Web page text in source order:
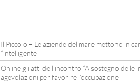
Il Piccolo – Le aziende del mare mettono in
“intelligente”
Online gli atti dell’incontro “A sostegno delle
agevolazioni per favorire l’occupazione”